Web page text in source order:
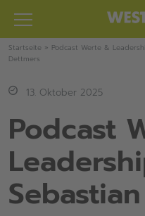
Zum
Inhalt
springen
Startseite » Podcast Werte &
Dettmers
13. Oktober 2025
Podcast